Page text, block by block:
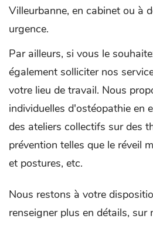
Villeurbanne, en cabinet ou à
urgence.
Par ailleurs, si vous le
également solliciter nos
votre lieu de travail. Nous
individuelles d'ostéopathie en
des ateliers collectifs sur des
prévention telles que le réveil
et postures, etc.
Nous restons à votre
renseigner plus en détails, sur